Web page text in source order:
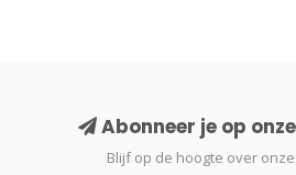
Abonneer je op
Blijf op de hoogte over